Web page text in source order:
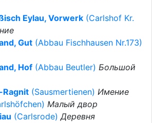
Eylau, Vorwerk (Carlshof Kr.
Gut (Abbau Fischhausen Nr.173)
Hof (Abbau Beutler) Большой
Ragnit (Sausmertienen) Имение
Малый двор
(Carlsrode)Деревня